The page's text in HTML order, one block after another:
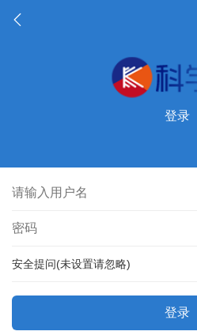
登录
安全提问(未设置请忽略)
登录